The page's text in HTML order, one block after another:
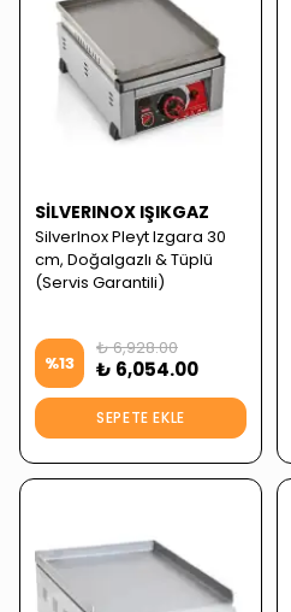
SILVERINOX IŞIKGAZ
SilverInox Pleyt Izgara 30
cm, Doğalgazlı & Tüplü
(Servis Garantili)
%13
₺ 6,928.00
₺ 6,054.00
SEPETE EKLE